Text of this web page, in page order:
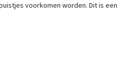
voorkomen worden. Dit is een